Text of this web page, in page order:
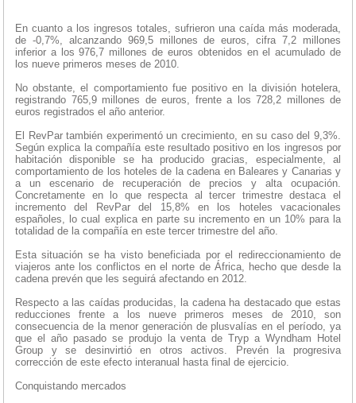
En cuanto a los ingresos totales, sufrieron una caída más moderada,
de -0,7%, alcanzando 969,5 millones de euros, cifra 7,2 millones
inferior a los 976,7 millones de euros obtenidos en el acumulado de
los nueve primeros meses de 2010.
No obstante, el comportamiento fue positivo en la división hotelera,
registrando 765,9 millones de euros, frente a los 728,2 millones de
euros registrados el año anterior.
El RevPar también experimentó un crecimiento, en su caso del 9,3%.
Según explica la compañía este resultado positivo en los ingresos por
habitación disponible se ha producido gracias, especialmente, al
comportamiento de los hoteles de la cadena en Baleares y Canarias y
a un escenario de recuperación de precios y alta ocupación.
Concretamente en lo que respecta al tercer trimestre destaca el
incremento del RevPar del 15,8% en los hoteles vacacionales
españoles, lo cual explica en parte su incremento en un 10% para la
totalidad de la compañía en este tercer trimestre del año.
Esta situación se ha visto beneficiada por el redireccionamiento de
viajeros ante los conflictos en el norte de África, hecho que desde la
cadena prevén que les seguirá afectando en 2012.
Respecto a las caídas producidas, la cadena ha destacado que estas
reducciones frente a los nueve primeros meses de 2010, son
consecuencia de la menor generación de plusvalías en el período, ya
que el año pasado se produjo la venta de Tryp a Wyndham Hotel
Group y se desinvirtió en otros activos. Prevén la progresiva
corrección de este efecto interanual hasta final de ejercicio.
Conquistando mercados